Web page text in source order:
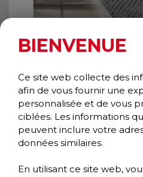
BIENVENUE
Ce site web collecte des
afin de vous fournir une
personnalisée et de vous
ciblées. Les informations
peuvent inclure votre
données similaires.
En utilisant ce site web,